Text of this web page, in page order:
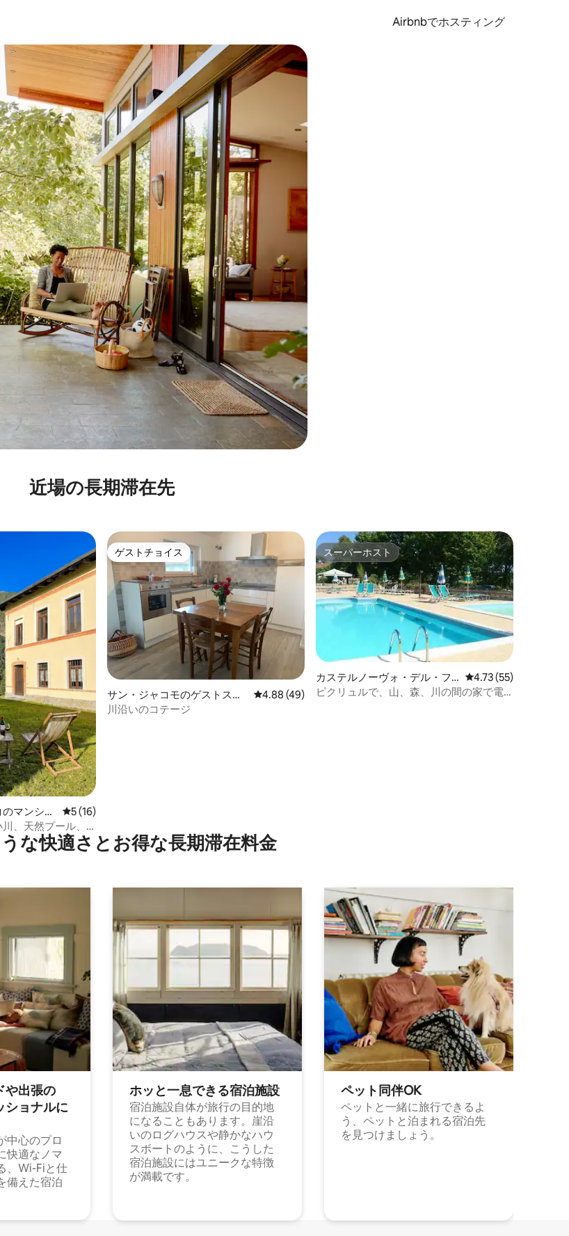
Airbnbでホスティング
面をタッチまたはスワイプして検索結果を確認することができます。
近場の長期滞在先
均評価
です。
マンショ
レビュー16件、5つ星中5つ星の平均評価
5 (16)
、天然プール、
ゲストチョイス
ゲストチョイス
サン・ジャコモのゲストスイ
ート
レビュー49件、5つ星中4.88つ星の平均評価
4.88 (49)
川沿いのコテージ
スーパーホスト
スーパーホスト
カステルノーヴォ・デル・フ
リーウリの一軒家
レビュー55件、5つ
4.73 (55)
ピクリュルで、山、森、川の間の家で電
な快⁠適⁠さ⁠とお⁠得⁠な長⁠期⁠滞⁠在料⁠金
や出⁠張⁠の
シ⁠ョ⁠ナ⁠ル⁠に
中心のプロ
快適なノマ
、Wi-Fiと仕
備えた宿泊
ホッと一⁠息⁠で⁠き⁠る宿⁠泊施⁠設
宿泊施設自体が旅行の目的地
になることもあります。崖沿
いのログハウスや静かなハウ
スボートのように、こうした
宿泊施設にはユニークな特徴
が満載です。
ペット同⁠伴OK
ペットと一緒に旅行できるよ
う、ペットと泊まれる宿泊先
を見つけましょう。